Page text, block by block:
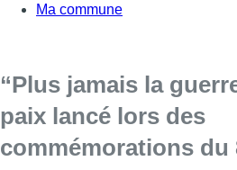
Ma commune
“Plus jamais la
paix lancé lors des
commémorations du